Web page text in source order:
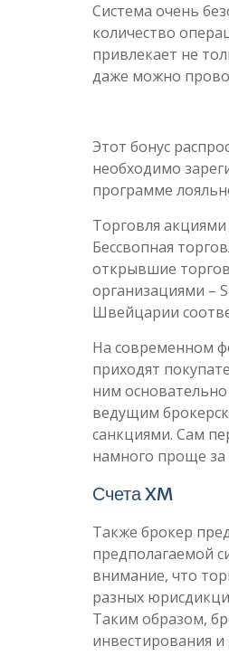
Система очень
количество
привлекает не
даже можно
Этот бонус
необходимо
программе
Торговля
Бессвопная
открывшие
организациями –
Швейцарии
На современном
приходят
ним
ведущим
санкциями. Сам
намного проще за
Счета XM
Также брокер
предполагаемой
внимание, что
разных
Таким образом,
инвестирования